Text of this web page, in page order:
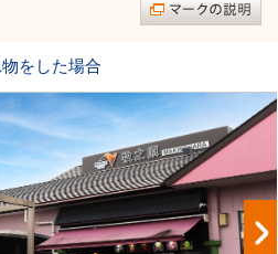
をした場合